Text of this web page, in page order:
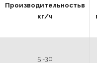
Производительностьв
кг/ч
5 -30